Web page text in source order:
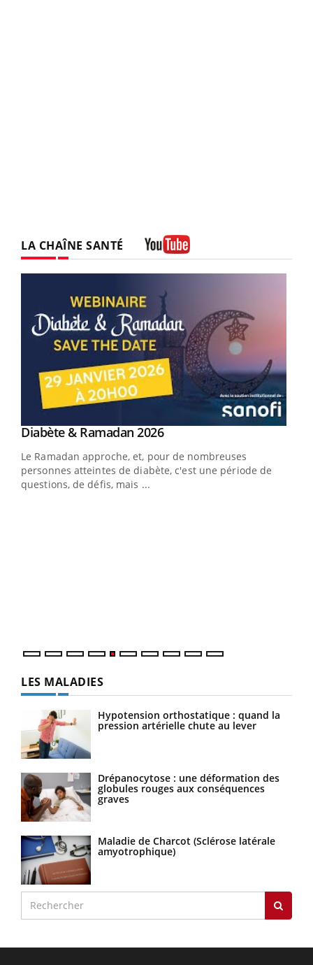
LA CHAÎNE SANTÉ
Youtube
Diabète & Ramadan 2026Youtube
Le Ramadan approche, et, pour de nombreuses
personnes atteintes de diabète, c'est une période de
questions, de défis, mais ...
Youtube
Un « jumeau numérique » pour faciliter l’accès
Un établissement lié à un groupe mutualiste innove en
matière de bilan de santé : l'utilisation d'un « jumeau
LES MALADIES
Hypotension orthostatique : quand la
pression artérielle chute au lever
Drépanocytose : une déformation des
globules rouges aux conséquences
graves
Maladie de Charcot (Sclérose latérale
amyotrophique)